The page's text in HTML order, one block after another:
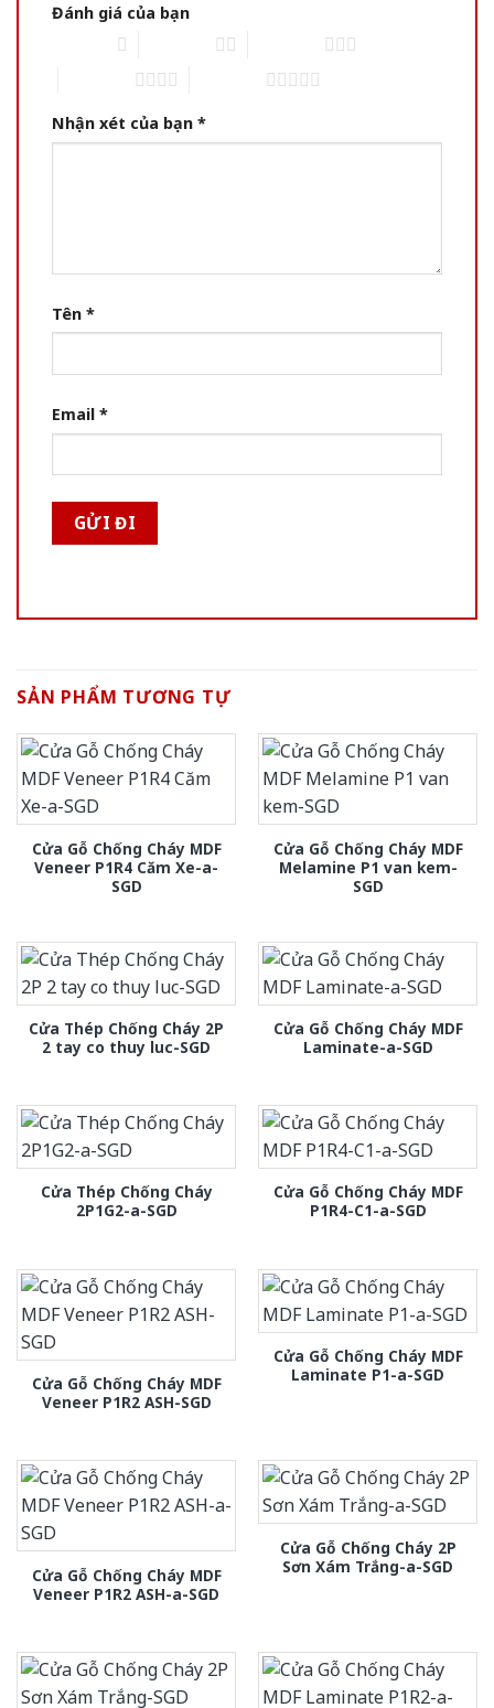
Đánh giá của bạn
Nhận xét của bạn *
Tên *
Email *
SẢN PHẨM TƯƠNG TỰ
Cửa Gỗ Chống Cháy MDF
Veneer P1R4 Căm Xe-a-
SGD
Cửa Gỗ Chống Cháy MDF
Melamine P1 van kem-
SGD
Cửa Thép Chống Cháy 2P
2 tay co thuy luc-SGD
Cửa Gỗ Chống Cháy MDF
Laminate-a-SGD
Cửa Thép Chống Cháy
2P1G2-a-SGD
Cửa Gỗ Chống Cháy MDF
P1R4-C1-a-SGD
Cửa Gỗ Chống Cháy MDF
Veneer P1R2 ASH-SGD
Cửa Gỗ Chống Cháy MDF
Laminate P1-a-SGD
Cửa Gỗ Chống Cháy MDF
Veneer P1R2 ASH-a-SGD
Cửa Gỗ Chống Cháy 2P
Sơn Xám Trắng-a-SGD